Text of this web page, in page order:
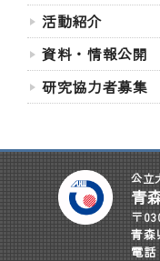
活動紹介
資料・情報公開
研究協力者募集
公立
青
〒
青森
電話